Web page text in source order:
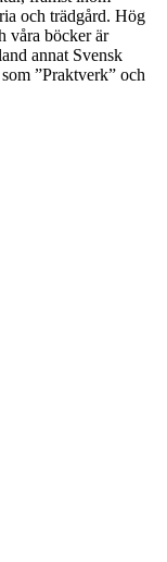
och trädgård. Hög
våra böcker är
annat Svensk
”Praktverk” och